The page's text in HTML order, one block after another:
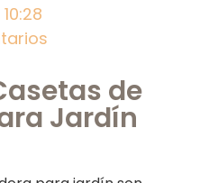
10:28
de
Jardín